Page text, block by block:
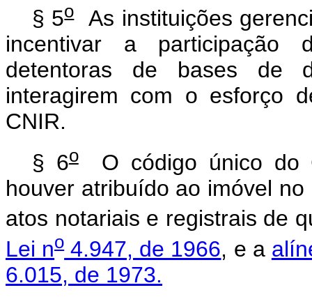
§ 5oAs instituições
incentivar a participação
detentoras de bases de
interagirem com o esforço
CNIR.
§ 6oO código único do
houver atribuído ao imóvel
atos notariais e registrais de
Lei no4.947, de 1966, e a
6.015, de 1973.